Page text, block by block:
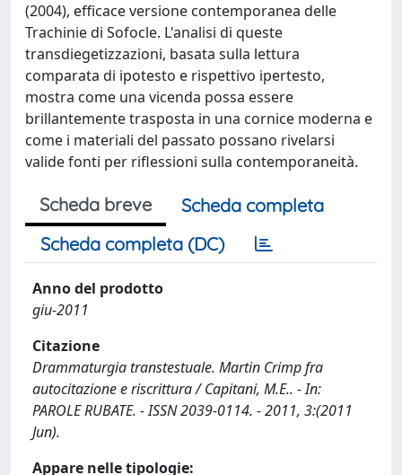
(2004), efficace versione contemporanea delle
Trachinie di Sofocle. L'analisi di queste
transdiegetizzazioni, basata sulla lettura
comparata di ipotesto e rispettivo ipertesto,
mostra come una vicenda possa essere
brillantemente trasposta in una cornice moderna e
come i materiali del passato possano rivelarsi
valide fonti per riflessioni sulla contemporaneità.
Scheda breve
Scheda completa
Scheda completa (DC)
Anno del prodotto
giu-2011
Citazione
Drammaturgia transtestuale. Martin Crimp fra
autocitazione e riscrittura / Capitani, M.E.. - In:
PAROLE RUBATE. - ISSN 2039-0114. - 2011, 3:(2011
Jun).
Appare nelle tipologie: